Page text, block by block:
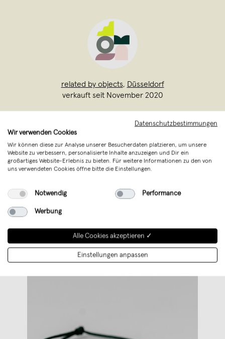
related by objects, Düsseldorf
verkauft seit November 2020
Leidenschaft. Wir sind Eva, Mia, & Lena -
wir sind related by objects. Drei
Designerinnen mit einer gemeinsamen
Vision: Hochwertigen Schmuck aus
eigener Manufaktur zu fertigen, die
Trends immer im Blick
Datenschutzbestimmungen
Wir verwenden Cookies
Wir können diese zur Analyse unserer Besucherdaten platzieren, um unsere
Website zu verbessern, personalisierte Inhalte anzuzeigen und Dir ein
großartiges Website-Erlebnis zu bieten. Für weitere Informationen zu den von
uns verwendeten Cookies öffne bitte die Einstellungen.
Notwendig Performance
Werbung
Alle Cookies akzeptieren ✓
Einstellungen anpassen